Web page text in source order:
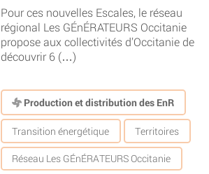
Pour ces nouvelles Escales, le réseau
régional Les GÉnÉRATEURS Occitanie
propose aux collectivités d’Occitanie de
découvrir 6 (…)
Production et distribution des EnR
Transition énergétique Territoires
Réseau Les GÉnÉRATEURS Occitanie